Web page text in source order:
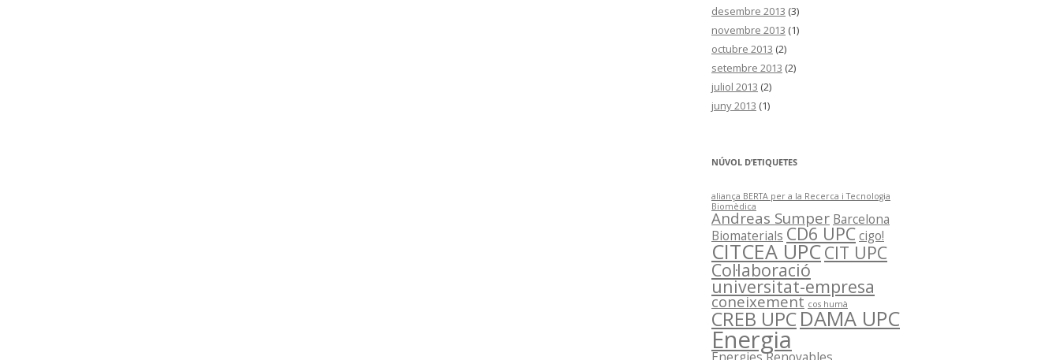
desembre 2013 (3)
novembre 2013 (1)
octubre 2013 (2)
setembre 2013 (2)
juliol 2013 (2)
juny 2013 (1)
NÚVOL D’ETIQUETES
aliança BERTA per a la Recerca i Tecnologia
Biomèdica
Andreas Sumper Barcelona
Biomaterials CD6 UPCcigo!
CITCEA UPCCIT UPC
Col·laboració
universitat-empresa
coneixement cos humà
CREB UPCDAMA UPC
Energia